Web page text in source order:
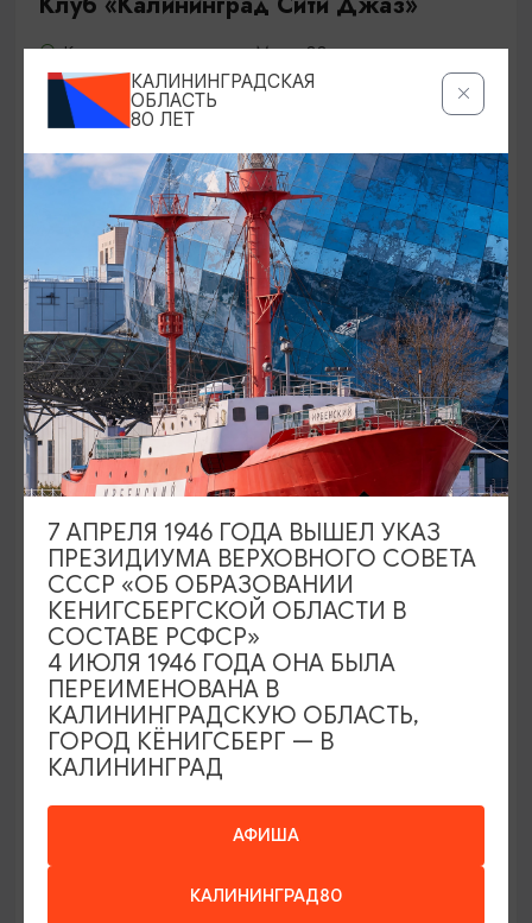
Калининград, проспект Мира 33
НОЧНЫЕ КЛУБЫ
Клуб «Ялта»
Калининград, ул. Ялтинская, д. 66
КАЛИНИНГРАДСКАЯ
ОБЛАСТЬ
80 ЛЕТ
АФИША
КАЛИНИНГРАД80
7 АПРЕЛЯ 1946 ГОДА ВЫШЕЛ УКАЗ
ПРЕЗИДИУМА ВЕРХОВНОГО СОВЕТА
СССР «ОБ ОБРАЗОВАНИИ
КЕНИГСБЕРГСКОЙ ОБЛАСТИ В
СОСТАВЕ РСФСР»
4 ИЮЛЯ 1946 ГОДА ОНА БЫЛА
ПЕРЕИМЕНОВАНА В
КАЛИНИНГРАДСКУЮ ОБЛАСТЬ,
ГОРОД КЁНИГСБЕРГ — В
КАЛИНИНГРАД